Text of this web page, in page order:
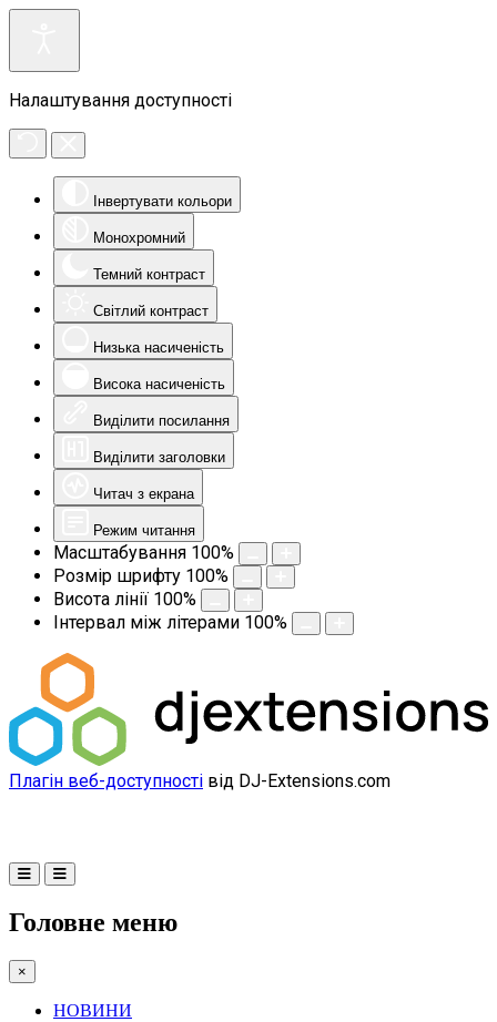
Налаштування доступності
Інвертувати кольори
Монохромний
Темний контраст
Світлий контраст
Низька насиченість
Висока насиченість
Виділити посилання
Виділити заголовки
Читач з екрана
Режим читання
Масштабування 100%
Розмір шрифту 100%
Висота лінії 100%
Інтервал між літерами 100%
Плагін веб-доступності від DJ-Extensions.com
Головне меню
×
НОВИНИ